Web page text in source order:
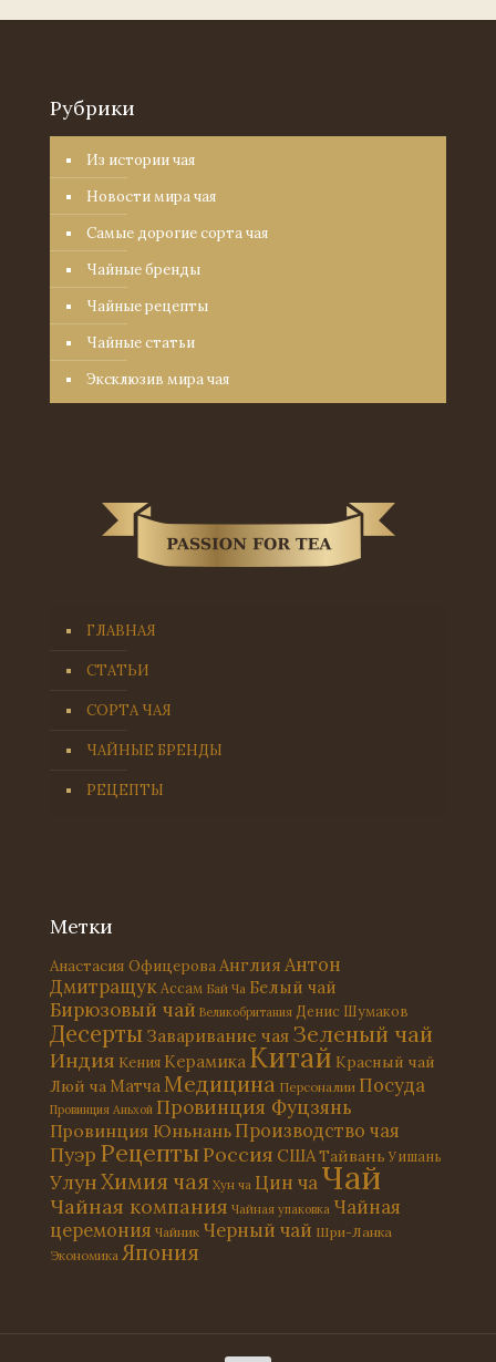
Рубрики
Из истории чая
Новости мира чая
Самые дорогие сорта чая
Чайные бренды
Чайные рецепты
Чайные статьи
Эксклюзив мира чая
ГЛАВНАЯ
СТАТЬИ
СОРТА ЧАЯ
ЧАЙНЫЕ БРЕНДЫ
РЕЦЕПТЫ
Метки
Анастасия ОфицероваАнглия Антон
Дмитращук Ассам Бай Ча Белый чай
Бирюзовый чай Великобритания Денис Шумаков
Десерты Заваривание чая Зеленый чай
Индия Кения Керамика Китай Красный чай
Люй ча МатчаМедицина Персоналии Посуда
Провинция Аньхой Провинция Фуцзянь
Провинция Юньнань Производство чая
Пуэр РецептыРоссия СШАТайвань Уишань
УлунХимия чая Хун ча Цин чаЧай
Чайная компания Чайная упаковка Чайная
церемония Чайник Черный чай Шри-Ланка
Экономика Япония